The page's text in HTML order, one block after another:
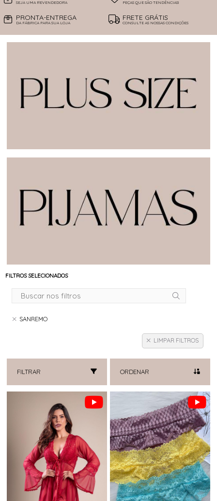
SEJA UMA REVENDEDORA PEÇAS QUE SÃO TENDÊNCIAS!
PRONTA-ENTREGA
DA FÁBRICA PARA SUA LOJA
FRETE GRÁTIS
CONSULTE AS NOSSAS CONDIÇÕES
FILTROS SELECIONADOS
SANREMO
LIMPAR FILTROS
FILTRAR ORDENAR